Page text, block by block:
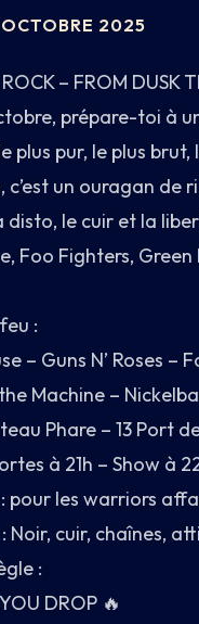
PARIS
2025
– FROM DUSK
prépare-toi à
plus pur, le plus brut,
c’est un ouragan
disto, le cuir et la
Foo Fighters,
:
– Guns N’ Roses
Machine –
Phare – 13 Port
à 21h – Show à
pour les warriors
Noir, cuir, chaînes,
:
DROP 🔥